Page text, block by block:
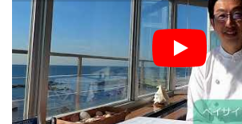
Play